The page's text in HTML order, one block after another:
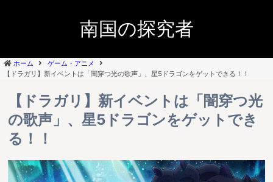
南国の探究者
ホーム
ゲーム・アニメ
【ドラガリ】新イベントは「闇穿つ光の歌声」、星5ドラゴンをゲットできる！！
【ドラガリ】新イベントは「闇穿つ光
の歌声」、星5ドラゴンをゲットでき
る！！